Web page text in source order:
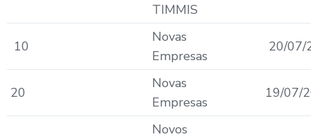
TIMMIS
10
Novas
Empresas
20/07/
20
Novas
Empresas
19/07/
Novos